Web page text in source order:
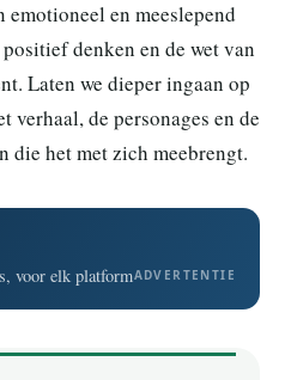
en meeslepend
denken en de wet van
Laten we dieper ingaan op
verhaal, de personages en de
die het met zich meebrengt.
voor elk platformADVERTENTIE